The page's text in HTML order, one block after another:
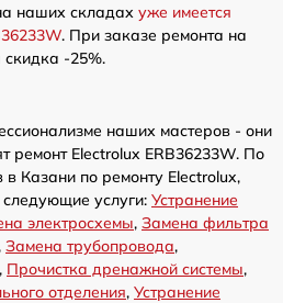
наших складах уже имеется
. При заказе ремонта на
скидка -25%.
наших мастеров - они
ремонт Electrolux ERB36233W. По
Казани по ремонту Electrolux,
услуги: Устранение
электросхемы, Замена фильтра
Замена трубопровода,
, Прочистка дренажной системы,
отделения, Устранение